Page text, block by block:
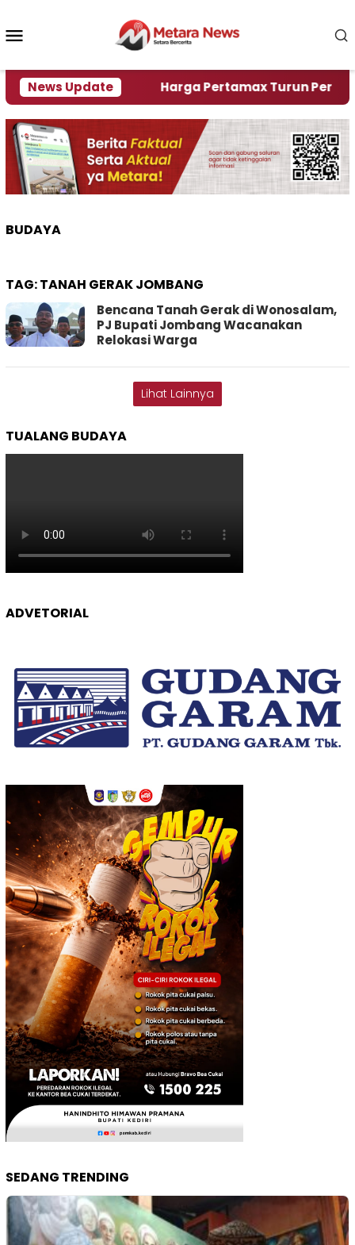
konten
News Update
Krisi Air Harga Pertamax Turun Per Hari
BUDAYA
TAG:TANAH GERAK JOMBANG
Bencana Tanah Gerak di Wonosalam,
PJ Bupati Jombang Wacanakan
Relokasi Warga
Lihat Lainnya
TUALANG BUDAYA
ADVETORIAL
SEDANG TRENDING